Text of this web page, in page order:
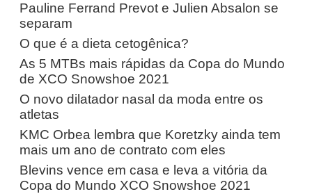
Pauline Ferrand Prevot e Julien Absalon se
separam
O que é a dieta cetogênica?
As 5 MTBs mais rápidas da Copa do Mundo
de XCO Snowshoe 2021
O novo dilatador nasal da moda entre os
atletas
KMC Orbea lembra que Koretzky ainda tem
mais um ano de contrato com eles
Blevins vence em casa e leva a vitória da
Copa do Mundo XCO Snowshoe 2021